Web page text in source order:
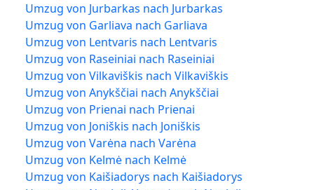
Umzug von Jurbarkas nach Jurbarkas
Umzug von Garliava nach Garliava
Umzug von Lentvaris nach Lentvaris
Umzug von Raseiniai nach Raseiniai
Umzug von Vilkaviškis nach Vilkaviškis
Umzug von Anykščiai nach Anykščiai
Umzug von Prienai nach Prienai
Umzug von Joniškis nach Joniškis
Umzug von Varėna nach Varėna
Umzug von Kelmė nach Kelmė
Umzug von Kaišiadorys nach Kaišiadorys